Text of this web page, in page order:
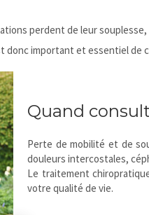
perdent de leur
donc important et essentiel de
Quand
Perte de mobilité et de
douleurs intercostales,
Le traitement
votre qualité de vie.